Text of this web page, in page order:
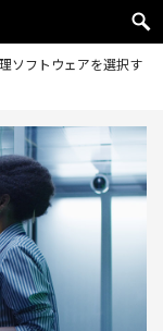
ソフトウェアを選択す